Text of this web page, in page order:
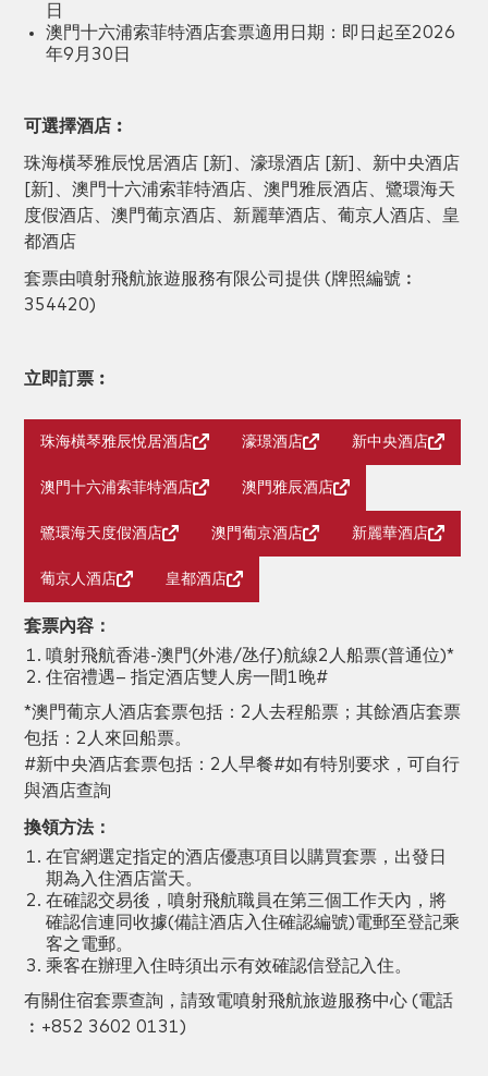
日
澳門十六浦索菲特酒店套票適用日期：即日起至2026
年9月30日
可選擇酒店︰
珠海橫琴雅辰悅居酒店 [新]、濠璟酒店 [新]、新中央酒店
[新]、澳門十六浦索菲特酒店、澳門雅辰酒店、鷺環海天
度假酒店、澳門葡京酒店、新麗華酒店、葡京人酒店、皇
都酒店
套票由噴射飛航旅遊服務有限公司提供 (牌照編號︰
354420)
立即訂票︰
珠海橫琴雅辰悅居酒店 濠璟酒店 新中央酒店
澳門十六浦索菲特酒店 澳門雅辰酒店
鷺環海天度假酒店 澳門葡京酒店 新麗華酒店
葡京人酒店 皇都酒店
套票內容：
噴射飛航香港-澳門(外港/氹仔)航線2人船票(普通位)*
住宿禮遇– 指定酒店雙人房一間1晚#
*澳門葡京人酒店套票包括：2人去程船票；其餘酒店套票
包括：2人來回船票。
#新中央酒店套票包括：2人早餐#如有特別要求，可自行
與酒店查詢
換領方法：
在官網選定指定的酒店優惠項目以購買套票，出發日
期為入住酒店當天。
在確認交易後，噴射飛航職員在第三個工作天內，將
確認信連同收據(備註酒店入住確認編號)電郵至登記乘
客之電郵。
乘客在辦理入住時須出示有效確認信登記入住。
有關住宿套票查詢，請致電噴射飛航旅遊服務中心 (電話
︰+852 3602 0131)